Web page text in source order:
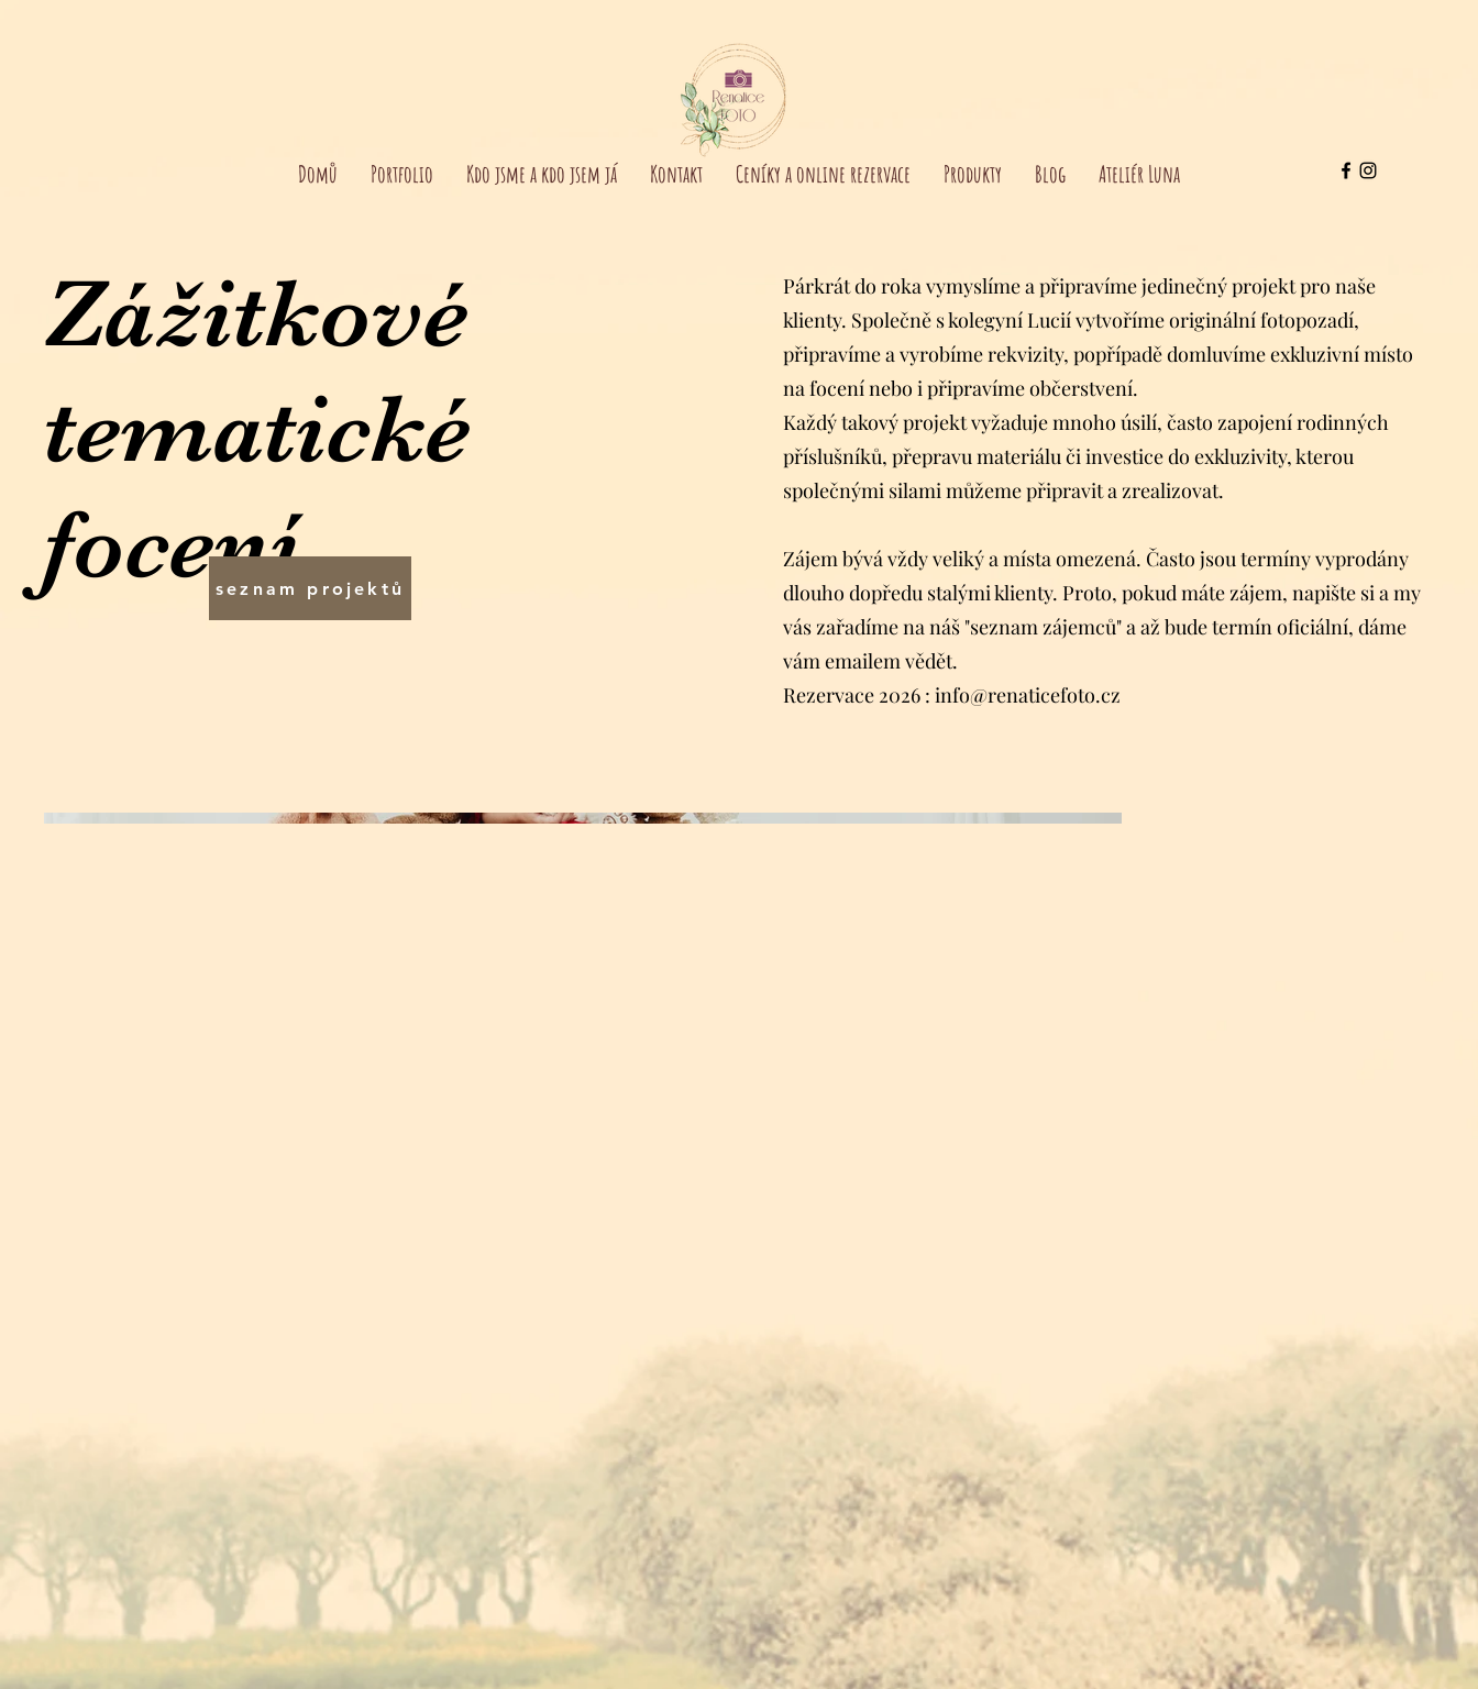
Domů Portfolio Kdo jsme a kdo jsem já Kontakt Ceníky a online rezervace Produkty Blog Ateliér Luna
Zážitkové
tematické
focení
Párkrát do roka vymyslíme a připravíme jedinečný projekt pro naše
klienty. Společně s kolegyní Lucií vytvoříme originální fotopozadí,
připravíme a vyrobíme rekvizity, popřípadě domluvíme exkluzivní místo
na focení nebo i připravíme občerstvení.
Každý takový projekt vyžaduje mnoho úsilí, často zapojení rodinných
příslušníků, přepravu materiálu či investice do exkluzivity, kterou
společnými silami můžeme připravit a zrealizovat.
Zájem bývá vždy veliký a místa omezená. Často jsou termíny vyprodány
dlouho dopředu stalými klienty. Proto, pokud máte zájem, napište si a my
vás zařadíme na náš "seznam zájemců" a až bude termín oficiální, dáme
vám emailem vědět.
Rezervace 2026 : info@renaticefoto.cz
seznam projektů